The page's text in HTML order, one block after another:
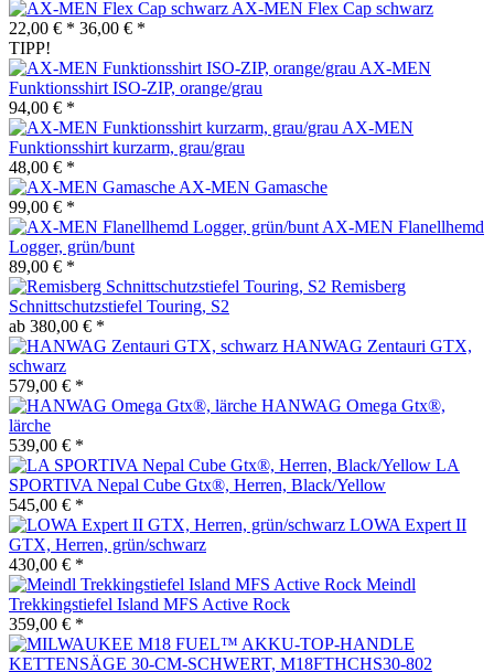
AX-MEN Flex Cap schwarz
22,00 € * 36,00 € *
TIPP!
AX-MEN
Funktionsshirt ISO-ZIP, orange/grau
94,00 € *
AX-MEN
Funktionsshirt kurzarm, grau/grau
48,00 € *
AX-MEN Gamasche
99,00 € *
AX-MEN Flanellhemd
Logger, grün/bunt
89,00 € *
Remisberg
Schnittschutzstiefel Touring, S2
ab 380,00 € *
HANWAG Zentauri GTX,
schwarz
579,00 € *
HANWAG Omega Gtx®,
lärche
539,00 € *
LA
SPORTIVA Nepal Cube Gtx®, Herren, Black/Yellow
545,00 € *
LOWA Expert II
GTX, Herren, grün/schwarz
430,00 € *
Meindl
Trekkingstiefel Island MFS Active Rock
359,00 € *